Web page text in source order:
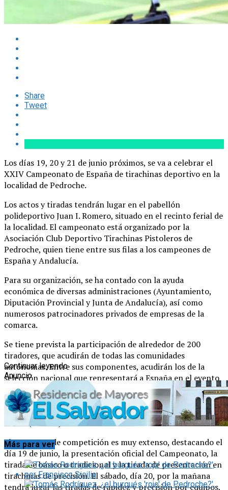
Share
Tweet
Los días 19, 20 y 21 de junio próximos, se va a celebrar el
XXIV Campeonato de España de tirachinas deportivo en la
localidad de Pedroche.
Los actos y tiradas tendrán lugar en el pabellón
polideportivo Juan I. Romero, situado en el recinto ferial de
la localidad. El campeonato está organizado por la
Asociación Club Deportivo Tirachinas Pistoleros de
Pedroche, quien tiene entre sus filas a los campeones de
España y Andalucía.
Para su organización, se ha contado con la ayuda
económica de diversas administraciones (Ayuntamiento,
Diputación Provincial y Junta de Andalucía), así como
numerosos patrocinadores privados de empresas de la
comarca.
Se tiene prevista la participación de alrededor de 200
tiradores, que acudirán de todas las comunidades
autónomas. Entre sus componentes, acudirán los de la
selección nacional que representará a España en el evento
más importante del año, el Mundial de Tirachinas
Deportivo 2026, que en esta edición se celebrará en
territorio español. Tendrá lugar en la localidad de Las
Mesas (Cuenca) del 2 al 4 de octubre de 2026.
El programa de competición es muy extenso, destacando el
día 19 de junio, la presentación oficial del Campeonato, la
tirada de básico o tradicional y la tirada de presentación en
tirachinas de precisión. El sábado, día 20, por la mañana
tendrá lugar las tiradas de rapidez y precisión por equipos,
Continuar leyendo
Anuncio
Más para ver